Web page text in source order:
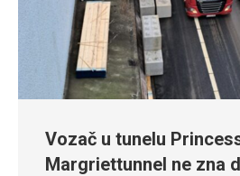
Vozač u tunelu
Margriettunnel ne zna